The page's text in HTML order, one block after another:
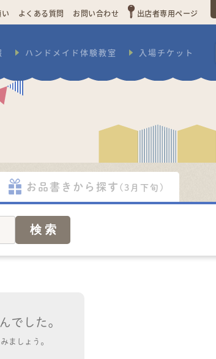
よくある質問 お問い合わせ 出店者専用ページ
ハンドメイド体験教室 入場チケット
お品書きから探す (3月下旬)
でした。
ましょう。